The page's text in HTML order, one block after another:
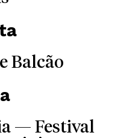
Balcão
— Festival